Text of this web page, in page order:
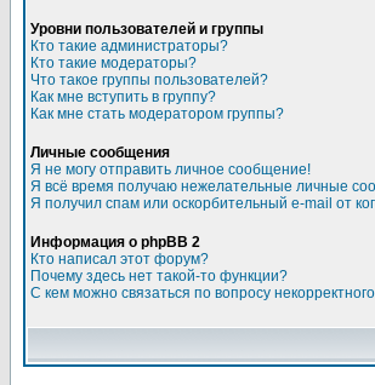
Уровни пользователей и группы
Кто такие администраторы?
Кто такие модераторы?
Что такое группы пользователей?
Как мне вступить в группу?
Как мне стать модератором группы?
Личные сообщения
Я не могу отправить личное сообщение!
Я всё время получаю нежелательные личные
Я получил спам или оскорбительный e-mail от
Информация о phpBB 2
Кто написал этот форум?
Почему здесь нет такой-то функции?
С кем можно связаться по вопросу